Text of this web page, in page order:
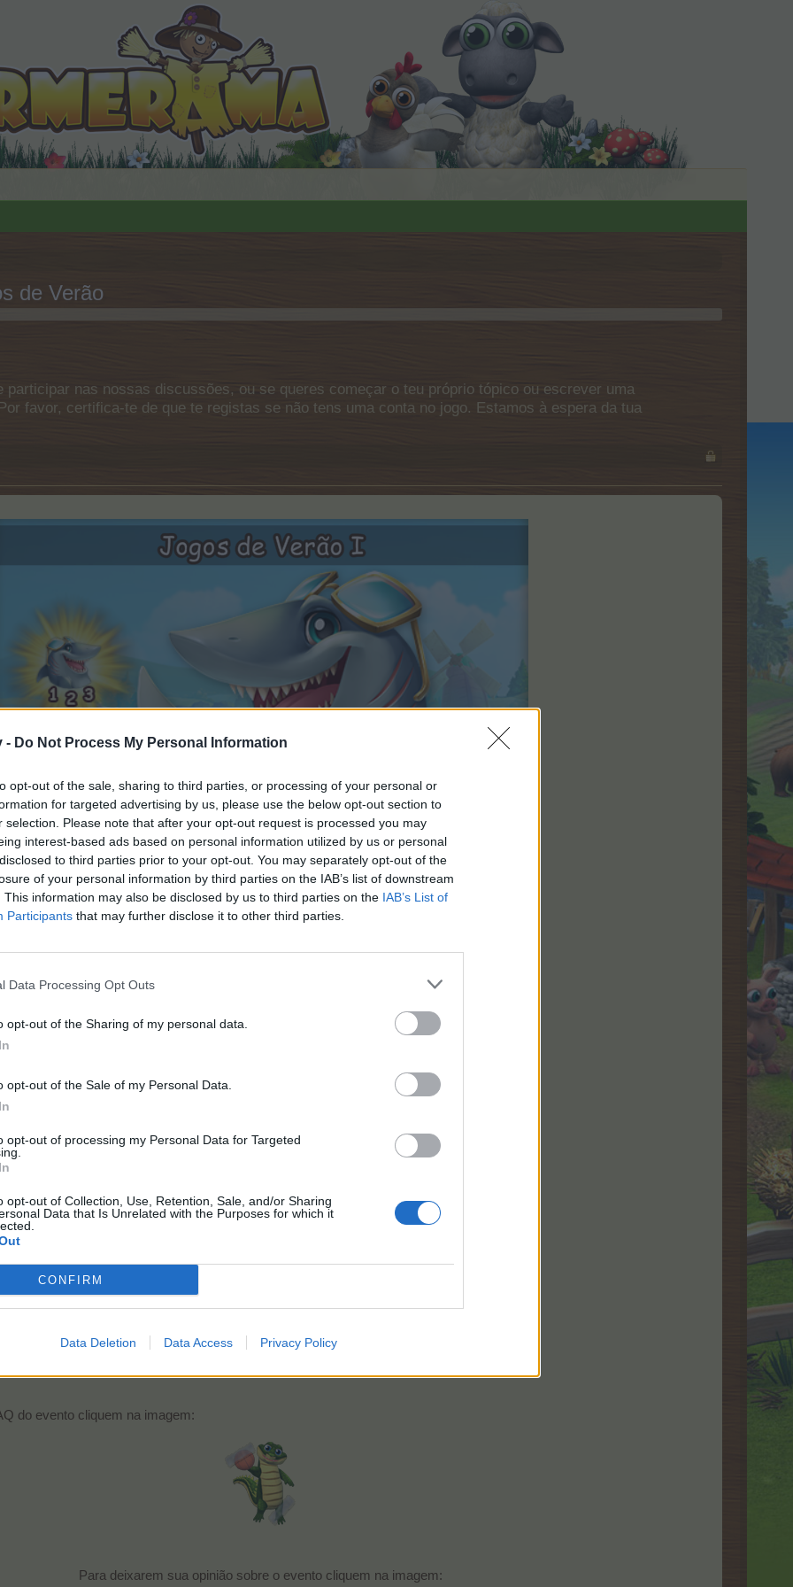
- Do Not Process My Personal Information
opt-out of the sale, sharing to third parties, or processing of your personal or
for targeted advertising by us, please use the below opt-out section to
selection. Please note that after your opt-out request is processed you may
interest-based ads based on personal information utilized by us or personal
to third parties prior to your opt-out. You may separately opt-out of the
of your personal information by third parties on the IAB’s list of downstream
This information may also be disclosed by us to third parties on the IAB’s List of
Participants that may further disclose it to other third parties.
Data Processing Opt Outs
opt-out of the Sharing of my personal data.
opt-out of the Sale of my Personal Data.
opt-out of processing my Personal Data for Targeted
opt-out of Collection, Use, Retention, Sale, and/or Sharing
Data that Is Unrelated with the Purposes for which it
CONFIRM
Data Deletion Data Access Privacy Policy
de Verão
nas nossas discussões, ou se queres começar o teu próprio tópico ou escrever uma
favor, certifica-te de que te registas se não tens uma conta no jogo. Estamos à espera da tua
uma por cada fim de semana! Quem consegue acompanhar?
mencionadas abaixo
Junho
, às:
do evento cliquem na imagem:
Para deixarem sua opinião sobre o evento cliquem na imagem:​